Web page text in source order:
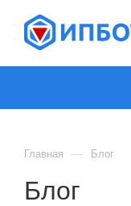
Главная — Блог
Блог